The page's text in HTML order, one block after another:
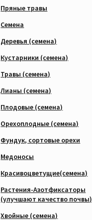
Пряные травы
Семена
Деревья (семена)
Кустарники (семена)
Травы (семена)
Лианы (семена)
Плодовые (семена)
Орехоплодные (семена)
Фундук, сортовые орехи
Медоносы
Красивоцветущие(семена)
Растения-Азотфиксаторы
(улучшают качество почвы)
Хвойные (семена)